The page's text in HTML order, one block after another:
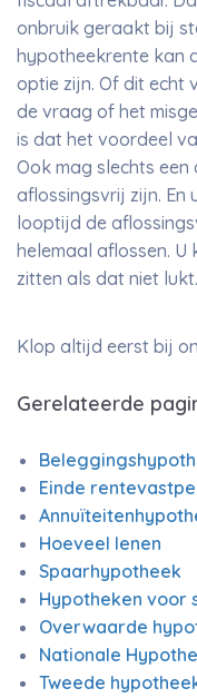
onbruik geraakt bij
hypotheekrente kan
optie zijn. Of dit echt
de vraag of het
is dat het voordeel
Ook mag slechts
aflossingsvrij zijn. En
looptijd de
helemaal aflossen.
zitten als dat niet lukt.
Klop altijd eerst bij
Gerelateerde
Einde
Hoeveel lenen
Spaarhypotheek
Hypotheken voor
Overwaarde
Nationale
Tweede